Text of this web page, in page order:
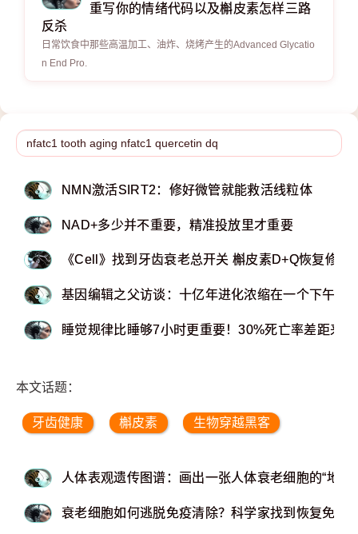
重写你的情绪代码以及槲皮素怎样三路
反杀
日常饮食中那些高温加工、油炸、烧烤产生的Advanced Glycatio
n End Pro.
NMN激活SIRT2：修好微管就能救活线粒体
NAD+多少并不重要，精准投放里才重要
《Cell》找到牙齿衰老总开关 槲皮素D+Q恢复修复
基因编辑之父访谈：十亿年进化浓缩在一个下午
睡觉规律比睡够7小时更重要！30%死亡率差距来
本文话题：
牙齿健康 槲皮素 生物穿越黑客
人体表观遗传图谱：画出一张人体衰老细胞的“地图”
衰老细胞如何逃脱免疫清除？科学家找到恢复免疫